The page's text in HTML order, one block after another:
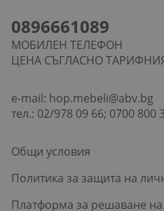
0896661089
МОБИЛЕН ТЕЛЕФОН
ЦЕНА СЪГЛАСНО
e-mail: hop.mebeli@abv.bg
тел.: 02/978 09 66; 0700 800
Общи условия
Политика за защита на
Платформа за решаване